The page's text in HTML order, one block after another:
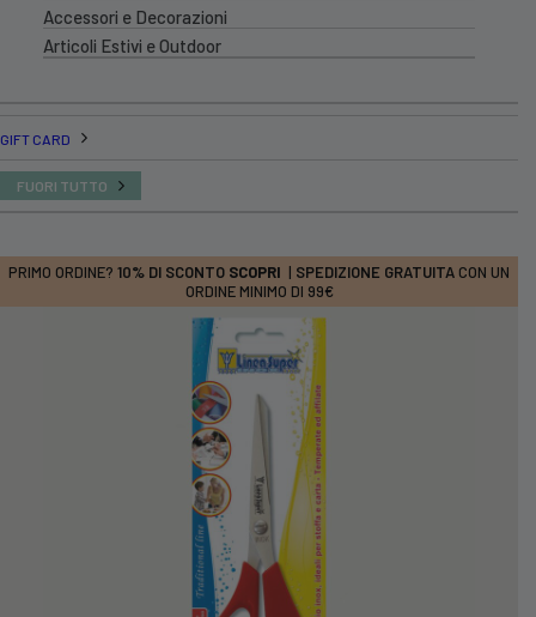
Accessori e Decorazioni
Articoli Estivi e Outdoor
GIFT CARD
FUORI TUTTO
PRIMO ORDINE? 10% DI SCONTO SCOPRI | SPEDIZIONE GRATUITA CON UN
ORDINE MINIMO DI 99€